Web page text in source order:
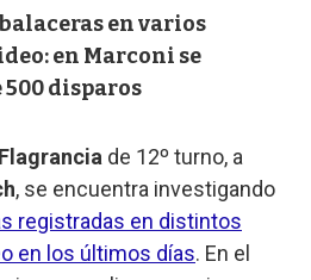
en varios
en Marconi se
disparos
de 12º turno, a
, se encuentra investigando
registradas en distintos
en los últimos días. En el